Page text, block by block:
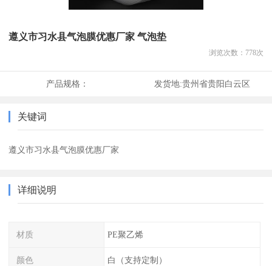
遵义市习水县气泡膜优惠厂家 气泡垫
浏览次数： 778次
产品规格： 发货地:贵州省贵阳白云区
关键词
遵义市习水县气泡膜优惠厂家
详细说明
材质 PE聚乙烯
颜色 白（支持定制）